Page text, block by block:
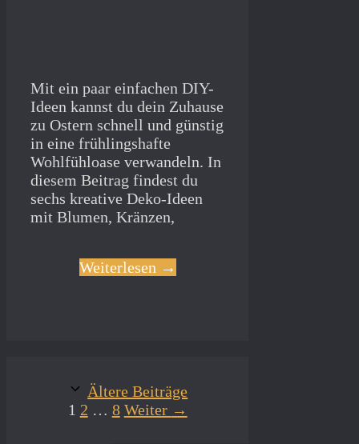
Mit ein paar einfachen DIY-
Ideen kannst du dein Zuhause
zu Ostern schnell und günstig
in eine frühlingshafte
Wohlfühloase verwandeln. In
diesem Beitrag findest du
sechs kreative Deko-Ideen
mit Blumen, Kränzen,
Weiterlesen →
Ältere Beiträge
Seite
1 Seite
2 … Seite
8 Weiter →